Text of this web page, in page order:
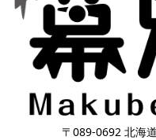
〒089-0692 北海